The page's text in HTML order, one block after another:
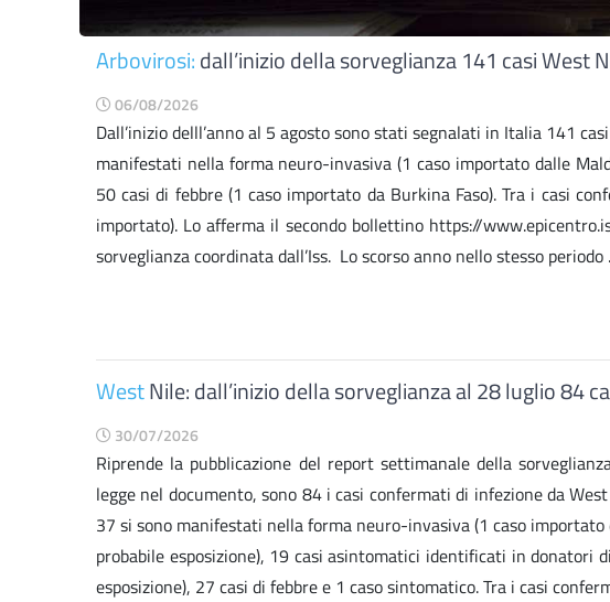
Arbovirosi:dall’inizio della sorveglianza 141 casi West
06/08/2026
Dall’inizio delll’anno al 5 agosto sono stati segnalati in Italia 141
manifestati nella forma neuro-invasiva (1 caso importato dalle
50 casi di febbre (1 caso importato da Burkina Faso). Tra i casi
importato). Lo afferma il secondo bollettino https://
sorveglianza coordinata dall’Iss. Lo scorso anno nello stesso periodo
WestNile: dall’inizio della sorveglianza al 28 luglio 84
30/07/2026
Riprende la pubblicazione del report settimanale della
legge nel documento, sono 84 i casi confermati di infezione da
37 si sono manifestati nella forma neuro-invasiva (1 caso
probabile esposizione), 19 casi asintomatici identificati in donatori
esposizione), 27 casi di febbre e 1 caso sintomatico. Tra i casi